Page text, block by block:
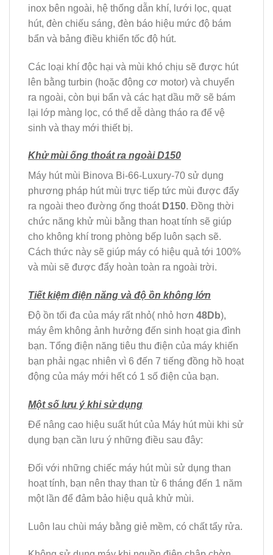
inox bên ngoài, hệ thống dẫn khí, lưới lọc, quạt
hút, đèn chiếu sáng, đèn báo hiệu mức độ bám
bẩn và bảng điều khiển tốc độ hút.
Các loại khí độc hại và mùi khó chịu sẽ được hút
lên bằng turbin (hoặc động cơ motor) và chuyển
ra ngoài, còn bụi bẩn và các hạt dầu mỡ sẽ bám
lại lớp màng lọc, có thể dễ dàng tháo ra để vệ
sinh và thay mới thiết bị.
Khử mùi ống thoát ra ngoài D150
Máy hút mùi Binova Bi-66-Luxury-70 sử dụng
phương pháp hút mùi trực tiếp tức mùi được đẩy
ra ngoài theo đường ống thoát D150. Đồng thời
chức năng khử mùi bằng than hoạt tính sẽ giúp
cho không khí trong phòng bếp luôn sạch sẽ.
Cách thức này sẽ giúp máy có hiệu quả tới 100%
và mùi sẽ được đẩy hoàn toàn ra ngoài trời.
Tiết kiệm điện năng và độ ồn không lớn
Độ ồn tối đa của máy rất nhỏ( nhỏ hơn 48Db),
máy êm không ảnh hưởng đến sinh hoạt gia đình
bạn. Tổng điện năng tiêu thu điện của máy khiến
bạn phải ngạc nhiên vì 6 đến 7 tiếng đồng hồ hoạt
động của máy mới hết có 1 số điện của bạn.
Một số lưu ý khi sử dụng
Để nâng cao hiệu suất hút của Máy hút mùi khi sử
dụng bạn cần lưu ý những điều sau đây:
Đối với những chiếc máy hút mùi sử dụng than
hoạt tính, bạn nên thay than từ 6 tháng đến 1 năm
một lần để đảm bảo hiệu quả khử mùi.
Luôn lau chùi máy bằng giẻ mềm, có chất tẩy rửa.